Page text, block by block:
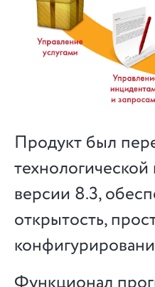
Продукт был
версии 8.3,
открытость,